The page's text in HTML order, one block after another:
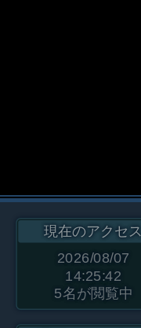
現在のアクセス
2026/08/07
14:25:42
5名が閲覧中